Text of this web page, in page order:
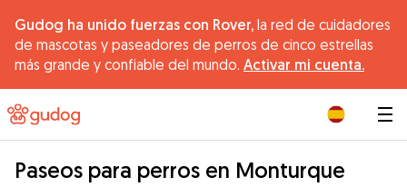
Gudog ha unido fuerzas con Rover, la red de cuidadores
de mascotas y paseadores de perros de cinco estrellas
más grande y confiable del mundo. Activar mi cuenta.
Paseos para perros en Monturque